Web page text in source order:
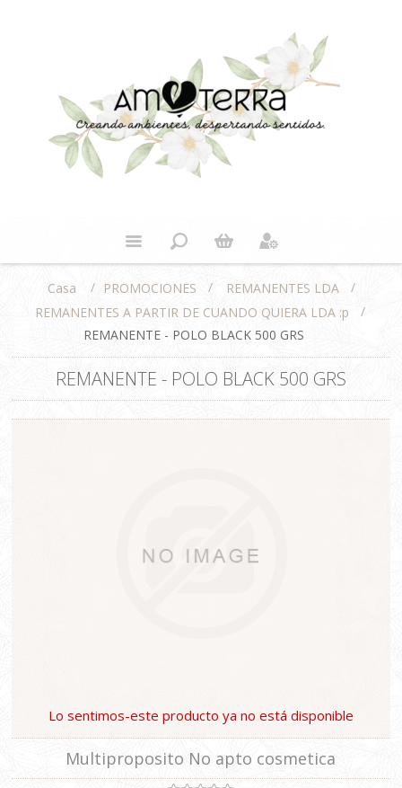
Casa / PROMOCIONES / REMANENTES LDA
/
REMANENTES A PARTIR DE CUANDO QUIERA LDA :p
/
REMANENTE - POLO BLACK 500 GRS
REMANENTE - POLO BLACK 500 GRS
Lo sentimos-este producto ya no está disponible
Multiproposito No apto cosmetica